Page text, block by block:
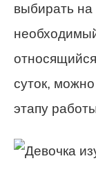
выбирать
суток,
этапу